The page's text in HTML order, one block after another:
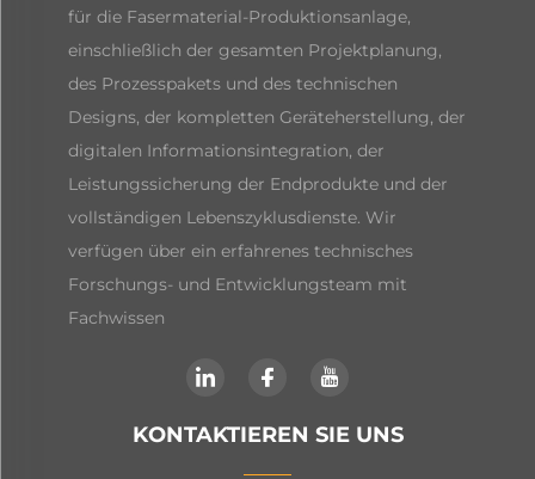
für die Fasermaterial-Produktionsanlage,
einschließlich der gesamten Projektplanung,
des Prozesspakets und des technischen
Designs, der kompletten Geräteherstellung, der
digitalen Informationsintegration, der
Leistungssicherung der Endprodukte und der
vollständigen Lebenszyklusdienste. Wir
verfügen über ein erfahrenes technisches
Forschungs- und Entwicklungsteam mit
Fachwissen
KONTAKTIEREN SIE UNS